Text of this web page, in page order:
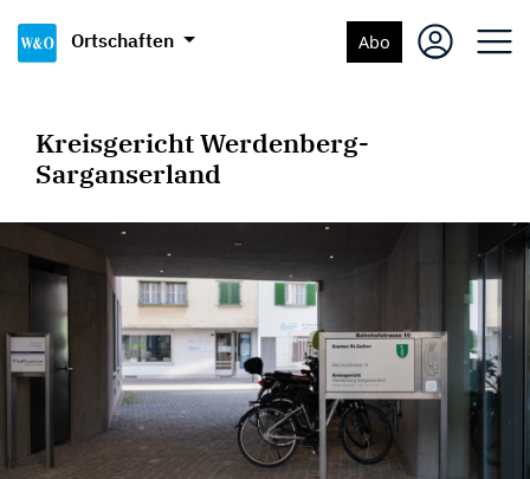
Ortschaften Abo
Kreisgericht Werdenberg-
Sarganserland